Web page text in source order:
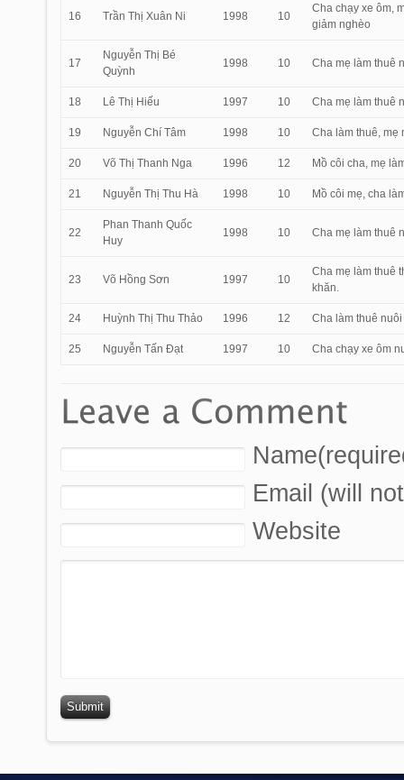
16 Trần Thị Xuân Ni 1998 10
Cha chạy xe ôm,
giảm nghèo
17
Nguyễn Thị Bé
Quỳnh
1998 10 Cha mẹ làm thuê
18 Lê Thị Hiếu 1997 10 Cha mẹ làm thuê
19 Nguyễn Chí Tâm 1998 10 Cha làm thuê, mẹ
20 Võ Thị Thanh Nga 1996 12 Mồ côi cha, mẹ
21 Nguyễn Thị Thu Hà 1998 10 Mồ côi mẹ, cha
22
Phan Thanh Quốc
Huy
1998 10 Cha mẹ làm thuê
23 Võ Hồng Sơn 1997 10
Cha mẹ làm thuê
khăn.
24 Huỳnh Thị Thu Thảo 1996 12 Cha làm thuê
25 Nguyễn Tấn Đạt 1997 10 Cha chạy xe ôm
Email (will
Website